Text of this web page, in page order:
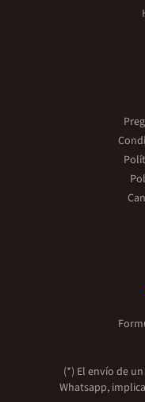
(*) El envío de
Whatsapp,